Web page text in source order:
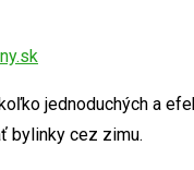
jednoduchých a
bylinky cez zimu.